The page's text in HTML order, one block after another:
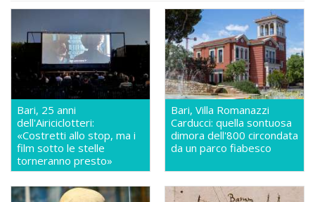
Bari, 25 anni
dell'Airiciclotteri:
«Costretti allo stop, ma i
film sotto le stelle
torneranno presto»
Bari, Villa Romanazzi
Carducci: quella sontuosa
dimora dell'800 circondata
da un parco fiabesco